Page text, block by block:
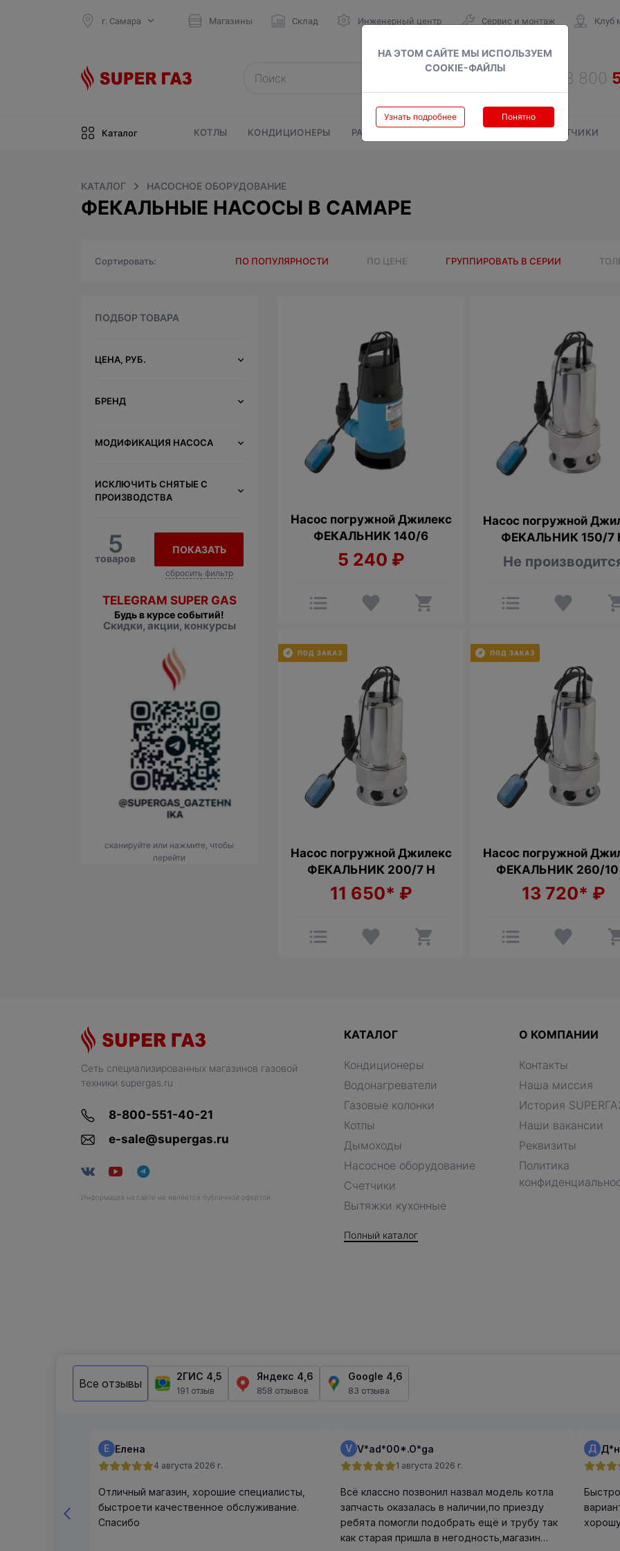
НА ЭТОМ САЙТЕ МЫ ИСПОЛЬЗУЕМ
COOKIE-ФАЙЛЫ
Узнать подробнее Понятно
г. Самара Магазины Склад Инженерный центр Сервис и монтаж Клуб
Каталог КОТЛЫ КОНДИЦИОНЕРЫ РАДИАТОРЫ СЧЕТЧИКИ
КАТАЛОГ НАСОСНОЕ ОБОРУДОВАНИЕ
ФЕКАЛЬНЫЕ НАСОСЫ В САМАРЕ
Сортировать ПО ПОПУЛЯРНОСТИ ПО ЦЕНЕ ГРУППИРОВАТЬ В СЕРИИ
ПОДБОР ТОВАРА
ЦЕНА, РУБ.
БРЕНД
МОДИФИКАЦИЯ НАСОСА
ИСКЛЮЧИТЬ СНЯТЫЕ С
ПРОИЗВОДСТВА
5
товаров
ПОКАЗАТЬ
сбросить фильтр
TELEGRAM SUPER GAS
Будь в курсе событий!
Скидки, акции, конкурсы
сканируйте или нажмите, чтобы
перейти
Насос погружной Джилекс
ФЕКАЛЬНИК 140/6
5 240 ₽
Насос погружной
ФЕКАЛЬНИК 150/7
Не
Насос погружной Джилекс
ФЕКАЛЬНИК 200/7 Н
11 650* ₽
Насос погружной
ФЕКАЛЬНИК 260/10
13 720* ₽
Сеть специализированных магазинов газовой
техники supergas.ru
8-800-551-40-21
e-sale@supergas.ru
Информация на сайте не является публичной офертой
КАТАЛОГ
Кондиционеры
Водонагреватели
Газовые колонки
Котлы
Дымоходы
Насосное оборудование
Счетчики
Вытяжки кухонные
Полный каталог
О КОМПАНИИ
Контакты
Наша миссия
История
Наши вакансии
Реквизиты
Политика